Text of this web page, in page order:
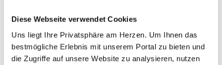
Diese Webseite verwendet Cookies
Uns liegt Ihre Privatsphäre am Herzen. Um Ihnen das
bestmögliche Erlebnis mit unserem Portal zu bieten und
die Zugriffe auf unsere Website zu analysieren, nutzen
Elvan Eskitürk
Ansprechpartnerin